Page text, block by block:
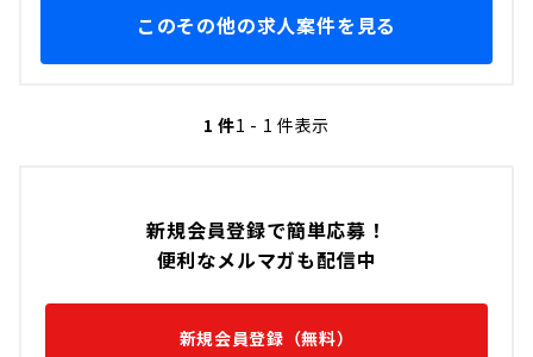
新規会員登録で簡単応募！
便利なメルマガも配信中
新規会員登録（無料）
このその他の求人案件を見る
1 件1 - 1 件表示